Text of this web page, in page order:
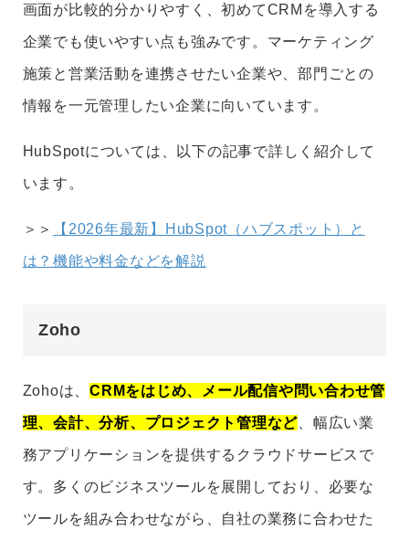
画面が比較的分かりやすく、初めてCRMを導入する
企業でも使いやすい点も強みです。マーケティング
施策と営業活動を連携させたい企業や、部門ごとの
情報を一元管理したい企業に向いています。
HubSpotについては、以下の記事で詳しく紹介して
います。
＞＞ 【2026年最新】HubSpot（ハブスポット）と
は？機能や料金などを解説
Zoho
Zohoは、CRMをはじめ、メール配信や問い合わせ管
理、会計、分析、プロジェクト管理など 、幅広い業
務アプリケーションを提供するクラウドサービスで
す。多くのビジネスツールを展開しており、必要な
ツールを組み合わせながら、自社の業務に合わせた